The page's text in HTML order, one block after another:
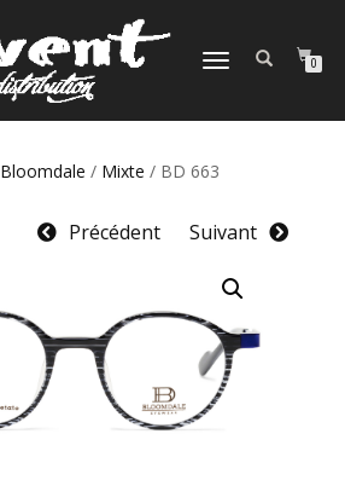
DÉPLIER
0
Bloomdale / Mixte / BD 663
Précédent Suivant